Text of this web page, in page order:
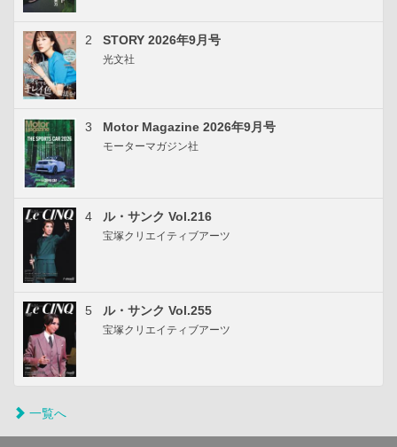
2 STORY 2026年9月号
光文社
3 Motor Magazine 2026年9月号
モーターマガジン社
4 ル・サンク Vol.216
宝塚クリエイティブアーツ
5 ル・サンク Vol.255
宝塚クリエイティブアーツ
一覧へ